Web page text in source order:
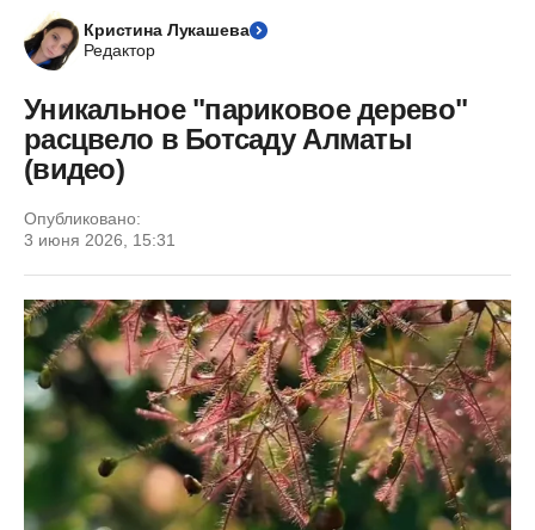
Кристина Лукашева
Редактор
Уникальное "париковое дерево"
расцвело в Ботсаду Алматы
(видео)
Опубликовано:
3 июня 2026, 15:31